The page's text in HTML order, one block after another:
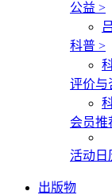
公益 >
科普 >
评价与
会员推
活动日
出版物